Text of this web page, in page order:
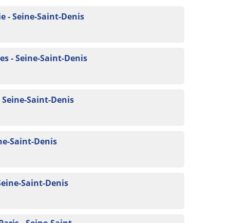
- Seine-Saint-Denis
- Seine-Saint-Denis
Saint-Denis
Saint-Denis
Saint-Denis